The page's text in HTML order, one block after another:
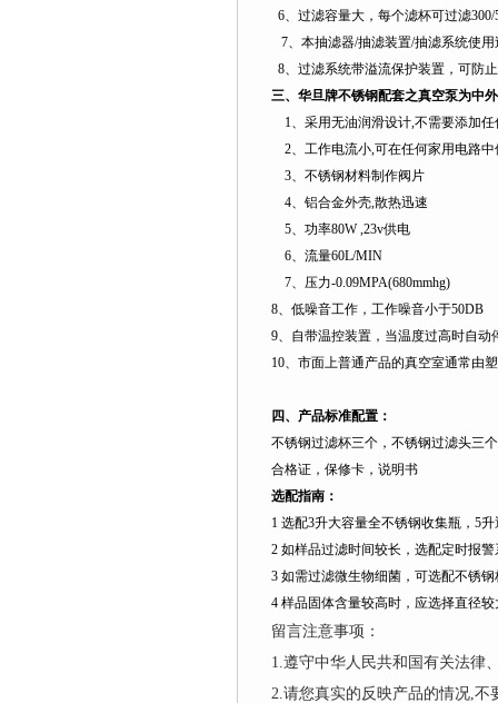
6、过滤容量大，每个滤杯可过滤300/
7、本抽滤器/抽滤装置/抽滤系统使用
8、过滤系统带溢流保护装置，可防
三、华旦牌不锈钢配套之真空泵为中
1、采用无油润滑设计,不需要添加任
2、工作电流小,可在任何家用电路中
3、不锈钢材料制作阀片
4、铝合金外壳,散热迅速
5、功率80W ,23v供电
6、流量60L/MIN
7、压力-0.09MPA(680mmhg)
8、低噪音工作，工作噪音小于50DB
9、自带温控装置，当温度过高时自
10、市面上普通产品的真空室通常由
四、产品标准配置：
不锈钢过滤杯三个，不锈钢过滤头三
合格证，保修卡，说明书
选配指南：
1 选配3升大容量全不锈钢收集瓶， 5升
2 如样品过滤时间较长，选配定时报
3 如需过滤微生物细菌，可选配不锈
4 样品固体含量较高时，应选择直径
留言注意事项：
1.遵守中华人民共和国有关法律
2.请您真实的反映产品的情况,